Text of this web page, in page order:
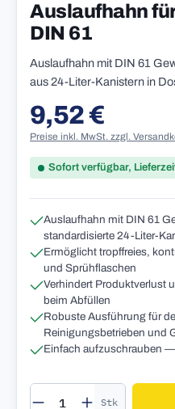
Auslaufhahn
DIN 61
Auslaufhahn mit DIN 61
aus 24-Liter-Kanistern in
Regulärer Preis:
9,52 €
Preise inkl. MwSt. zzgl.
Sofort verfügbar,
Auslaufhahn mit DIN 61
standardisierte 24-Liter-
Ermöglicht tropffreies,
und Sprühflaschen
Verhindert Produktverlust
beim Abfüllen
Robuste Ausführung für
Reinigungsbetrieben und
Einfach aufzuschrauben
Produkt Anzahl:
Stk